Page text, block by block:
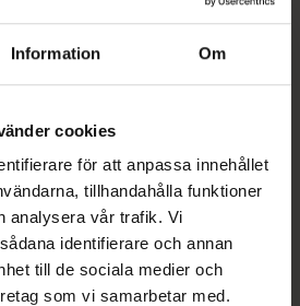
Information Om
cookies
för att anpassa innehållet
tillhandahålla funktioner
analysera vår trafik. Vi
identifierare och annan
till de sociala medier och
som vi samarbetar med.
7284,75 kr